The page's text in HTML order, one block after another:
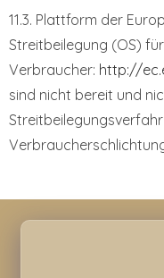
11.3. Plattform der
Streitbeilegung (OS) für
Verbraucher: http://
sind nicht bereit und